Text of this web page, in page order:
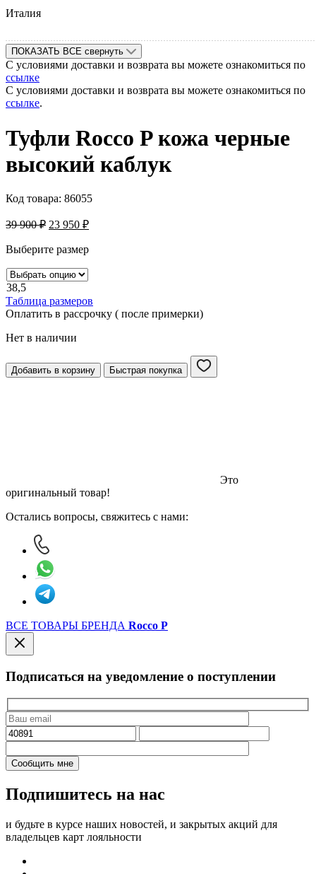
Италия
ПОКАЗАТЬ ВСЕ свернуть
С условиями доставки и возврата вы можете ознакомиться по
ссылке
С условиями доставки и возврата вы можете ознакомиться по
ссылке.
Туфли Rocco P кожа черные
выcокий каблук
Код товара: 86055
39 900₽ 23 950 ₽
Выберите размер
38,5
Таблица размеров
Оплатить в рассрочку ( после примерки)
Нет в наличии
Добавить в корзину Быстрая покупка
Это
оригинальный товар!
Остались вопросы, свяжитесь с нами:
ВСЕ ТОВАРЫ БРЕНДА Rocco P
Подписаться на уведомление о поступлении
Подпишитесь на нас
и будьте в курсе наших новостей, и закрытых акций для
владельцев карт лояльности